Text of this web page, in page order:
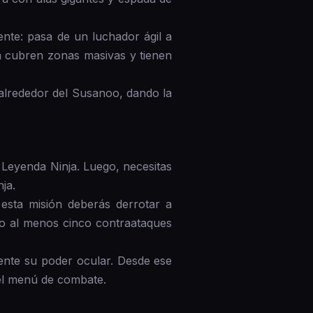
pasa de un luchador ágil a
zonas masivas y tienen
del Susanoo, dando la
Ninja. Luego, necesitas
misión deberás derrotar a
al menos cinco contraataques
su poder ocular. Desde ese
menú de combate.